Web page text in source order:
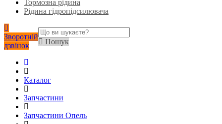
Тормозна рідина
Рідина гідропідсилювача
Зворотній
дзвінок
Пошук
Каталог
Запчастини
Запчастини Опель